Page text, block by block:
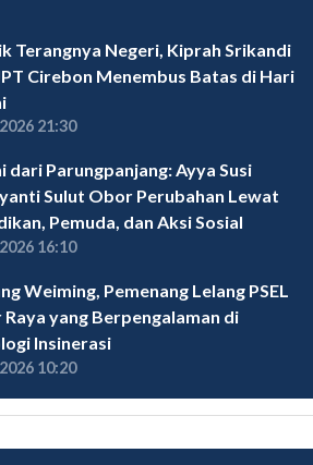
Terangnya Negeri, Kiprah Srikandi
Cirebon Menembus Batas di Hari
21:30
dari Parungpanjang: Ayya Susi
Sulut Obor Perubahan Lewat
Pemuda, dan Aksi Sosial
16:10
Weiming, Pemenang Lelang PSEL
Raya yang Berpengalaman di
Insinerasi
10:20